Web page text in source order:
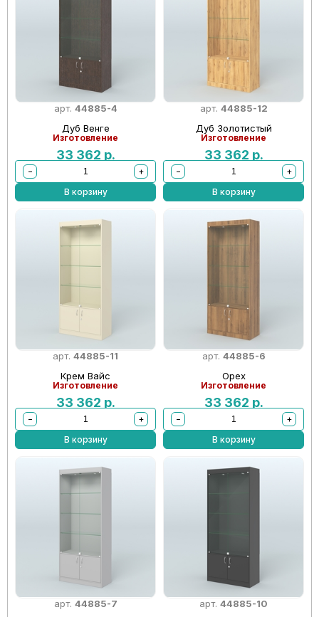
арт. 44885-4
Дуб Венге
Изготовление
33 362 р.
−
+
В корзину
арт. 44885-12
Дуб Золотистый
Изготовление
33 362 р.
−
+
В корзину
арт. 44885-11
Крем Вайс
Изготовление
33 362 р.
−
+
В корзину
арт. 44885-6
Орех
Изготовление
33 362 р.
−
+
В корзину
арт. 44885-7
арт. 44885-10